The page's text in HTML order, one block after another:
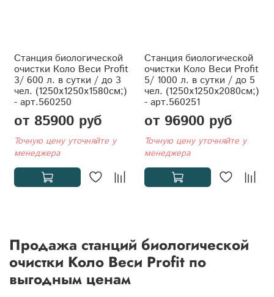
Станция биологической
очистки Коло Веси Profit
3/ 600 л. в сутки / до 3
чел. (1250x1250x1580см;)
- арт.560250
от 85900 руб
Точную цену уточняйте у
менеджера
Станция биологической
очистки Коло Веси Profit
5/ 1000 л. в сутки / до 5
чел. (1250x1250x2080см;)
- арт.560251
от 96900 руб
Точную цену уточняйте у
менеджера
Продажа станций биологической
очистки Коло Веси Profit по
выгодным ценам